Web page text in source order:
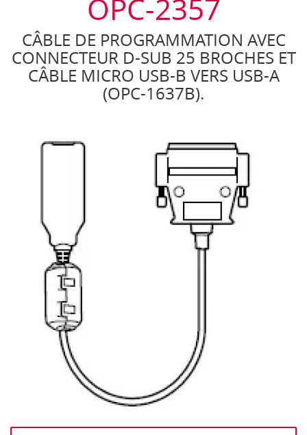
OPC-2357
CÂBLE DE PROGRAMMATION AVEC
CONNECTEUR D-SUB 25 BROCHES ET
CÂBLE MICRO USB-B VERS USB-A
(OPC-1637B).